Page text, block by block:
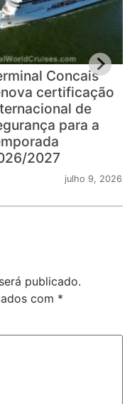
Concais
certificação
de
para a
2027
julho 9, 2026
publicado.
com *